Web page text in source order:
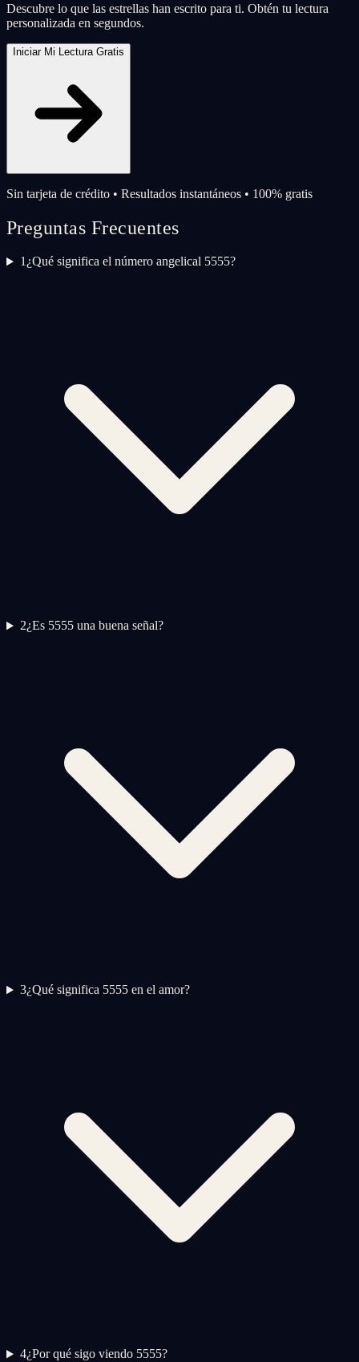
Descubre lo que las estrellas han escrito para ti. Obtén tu lectura
personalizada en segundos.
Iniciar Mi Lectura Gratis
Sin tarjeta de crédito • Resultados instantáneos • 100% gratis
Preguntas Frecuentes
1¿Qué significa el número angelical 5555?
2¿Es 5555 una buena señal?
3¿Qué significa 5555 en el amor?
4¿Por qué sigo viendo 5555?